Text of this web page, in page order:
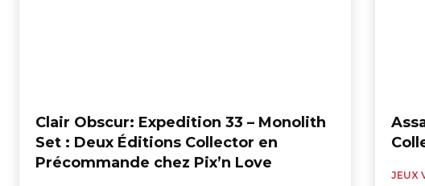
Clair Obscur: Expedition 33 – Monolith
Set : Deux Éditions Collector en
Précommande chez Pix’n Love
JEUX